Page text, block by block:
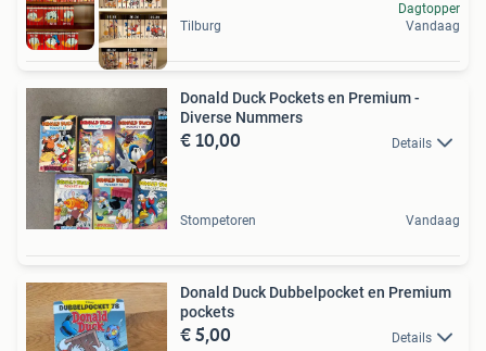
Tilburg
Dagtopper
Vandaag
Donald Duck Pockets en Premium -
Diverse Nummers
€ 10,00 Details
Stompetoren Vandaag
Donald Duck Dubbelpocket en Premium
pockets
€ 5,00 Details